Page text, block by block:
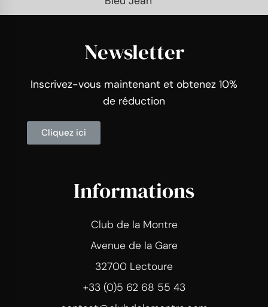
Newsletter
Inscrivez-vous maintenant et obtenez 10%
de réduction
Cliquez ici
Informations
Club de la Montre
Avenue de la Gare
32700 Lectoure
+33 (0)5 62 68 55 43